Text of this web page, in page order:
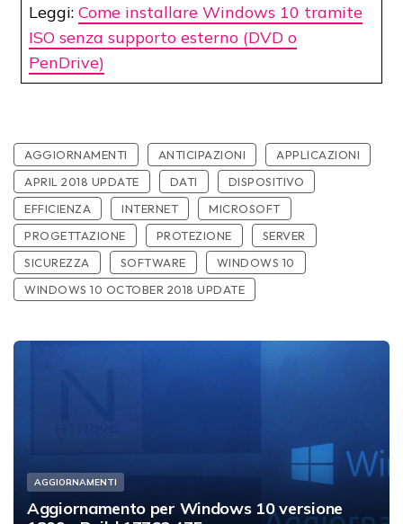
Leggi: Come installare Windows 10 tramite
ISO senza supporto esterno (DVD o
PenDrive)
AGGIORNAMENTI ANTICIPAZIONI
APPLICAZIONI
APRIL 2018 UPDATE
DATI
DISPOSITIVO
EFFICIENZA
INTERNET
MICROSOFT
PROGETTAZIONE
PROTEZIONE
SERVER
SICUREZZA
SOFTWARE
WINDOWS 10
WINDOWS 10 OCTOBER 2018 UPDATE
AGGIORNAMENTI
Aggiornamento per Windows 10 versione